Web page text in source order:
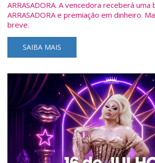
ARRASADORA. A vencedora receberá uma
ARRASADORA e premiação em dinheiro.
breve.
SAIBA MAIS